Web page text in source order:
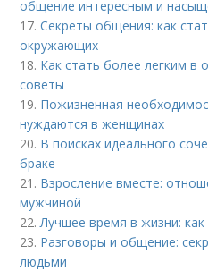
общение интересным и
17.Секреты общения: как
окружающих
18. Как стать более легким в
советы
19. Пожизненная
нуждаются в женщинах
20. В поисках идеального
браке
21. Взросление вместе:
мужчиной
22. Лучшее время в жизни: как
23. Разговоры и общение:
людьми